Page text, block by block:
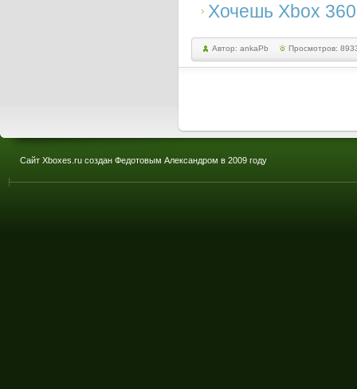
Хочешь Xbox
Автор: ankaPb Просмотров:
Сайт Xboxes.ru создан Федотовым Александром в 2009 году